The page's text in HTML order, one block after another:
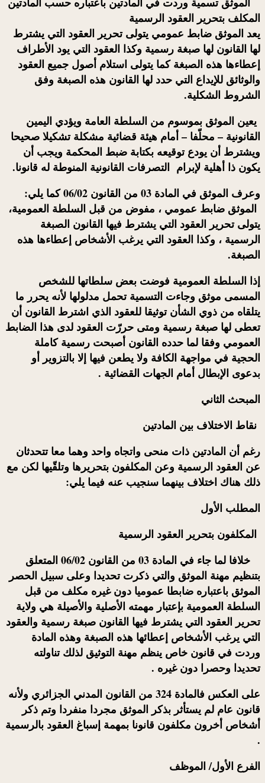
المكلف بتحرير العقود الرسمية
يعد الموثق ضابط عمومي يتولى تحرير العقود التي يشترط
لها القانون لها صبغة رسمية وكذا العقود التي يود الأطراف
إعطاءها هذه الصبغة كما يتولى استلام أصول جميع العقود
والوثائق للإيداع التي حدد لها القانون هذه الصبغة وفق
الشروط الشكلية.
يعين الموثق بموسوم من السلطة العامة ويؤدي اليمين
القانونية – محلّفا – أمام هيئة قضائية مشكلة تشكيلا صحيحا
ويشترط أن يودع توقيعه بكتابة ضبط المحكمة ويجب أن
يكون ذا أهلية لإبرام التصرفات القانونية المنوطة له قانونا.
وعرف الموثق في المادة 03 من القانون 06/02 كما يلي:
الموثق ضابط عمومي ، مفوض من قبل السلطة العمومية،
يتولى تحرير العقود التي يشترط فيها القانون الصبغة
الرسمية ، وكذا العقود التي يرغب الأشخاص إعطاءها هذه
الصبغة.
إذا السلطة العمومية فوضت بعض سلطاتها للشخص
المسمى موثق وجاءت التسمية تحمل مدلولها لأنه يحرر ما
يتلقاه من ذوي الشأن توثيقا للعقود الذي اشترط القانون أن
تعطى لها صبغة رسمية ومتى حررّت العقود لدى هذا الضابط
العمومي وفقا لما حدده القانون أصبحت رسمية كاملة
الحجية في مواجهة الكافة ولا يطعن فيها إلا بالتزوير أو
بدعوى الإبطال أمام الجهات القضائية .
المبحث الثاني
نقاط الاختلاف بين المادتين
رغم أن المادتين ذات منحى واتجاه واحد وهما معا تتحدثان
عن العقود الرسمية وعن المكلفون بتحريرها وتلقّيها لكن مع
ذلك هناك اختلاف بينهما سنجيب عنه فيما يلي:
المطلب الأول
المكلفون بتحرير العقود الرسمية
خلافا لما جاء في المادة 03 من القانون 06/02 المتعلق
بتنظيم مهنة الموثق والتي ذكرت تحديدا وعلى سبيل الحصر
الموثق باعتباره ضابطا عموميا دون غيره مكلف من قبل
السلطة العمومية بإعتبار مهمته الأصلية والأصيلة هي ولاية
تحرير العقود التي يشترط فيها القانون صبغة رسمية والعقود
التي يرغب الأشخاص إعطائها هذه الصبغة وهذه المادة
وردت في قانون خاص ينظم مهنة التوثيق لذلك تناولته
تحديدا وحصرا دون غيره .
على العكس فالمادة 324 من القانون المدني الجزائري ولأنه
قانون عام لم يستأثر بذكر الموثق مجردا منفردا وتم ذكر
أشخاص أخرون مكلفون قانونا بمهمة إسباغ العقود بالرسمية
.
الفرع الأول/ الموظف